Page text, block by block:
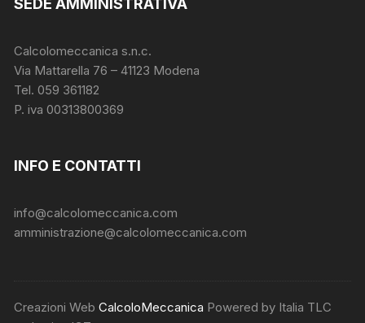
Calcolomeccanica s.n.c.
Via Mattarella 76 – 41123 Modena
Tel. 059 361182
P. iva 00313800369
INFO E CONTATTI
info@calcolomeccanica.com
amministrazione@calcolomeccanica.com
Creazioni WebCalcoloMeccanica Powered by Italia TLC